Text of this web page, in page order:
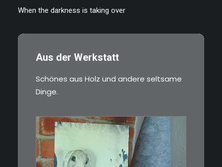
When the darkness is taking over
Aus der Werkstatt
Schönes aus Holz und andere seltsame
Dinge.